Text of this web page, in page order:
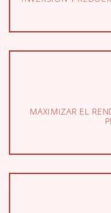
MAXIMIZAR EL